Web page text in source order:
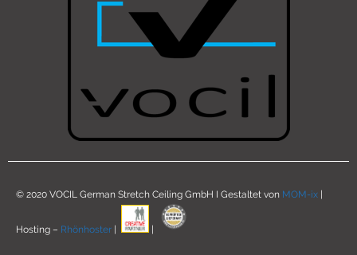
© 2020 VOCIL German Stretch Ceiling GmbH I Gestaltet von MOM-ix
Hosting – Rhönhoster